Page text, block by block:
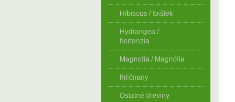
Hibiscus / Ibištek
Hydrangea /
hortenzia
Magnolia / Magnólia
Ihličnany
Ostatné dreviny